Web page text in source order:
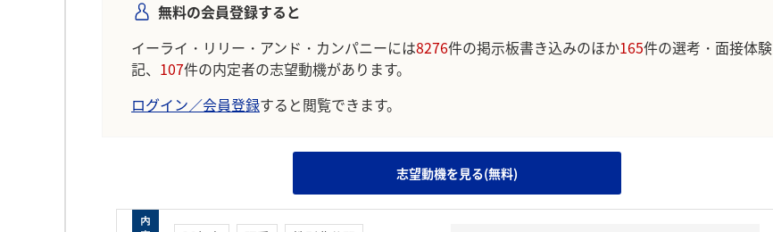
無料の会員登録すると
イーライ・リリー・アンド・カンパニーには8276件の掲示板書き込みのほか165件の選考・面接体験
記、 107件の内定者の志望動機があります。
ログイン／会員登録すると閲覧できます。
志望動機を見る(無料)